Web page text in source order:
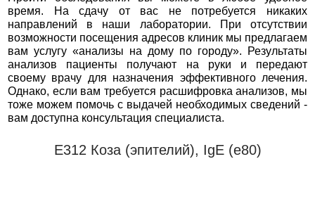
время. На сдачу от вас не потребуется никаких
направлений в наши лаборатории. При отсутствии
возможности посещения адресов клиник мы предлагаем
вам услугу «анализы на дому по городу». Результаты
анализов пациенты получают на руки и передают
своему врачу для назначения эффективного лечения.
Однако, если вам требуется расшифровка анализов, мы
тоже можем помочь с выдачей необходимых сведений -
вам доступна консультация специалиста.
Е312 Коза (эпителий), IgE (е80)